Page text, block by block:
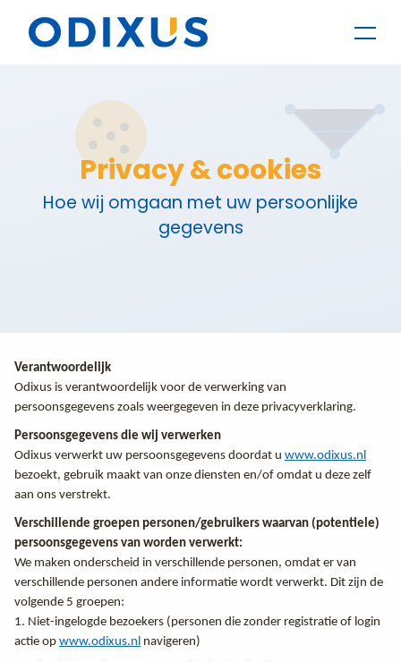
Privacy & cookies
Hoe wij omgaan met uw persoonlijke
gegevens
Verantwoordelijk
Odixus is verantwoordelijk voor de verwerking van
persoonsgegevens zoals weergegeven in deze privacyverklaring.
Persoonsgegevens die wij verwerken
Odixus verwerkt uw persoonsgegevens doordat u www.odixus.nl
bezoekt, gebruik maakt van onze diensten en/of omdat u deze zelf
aan ons verstrekt.
Verschillende groepen personen/gebruikers waarvan (potentiele)
persoonsgegevens van worden verwerkt:
We maken onderscheid in verschillende personen, omdat er van
verschillende personen andere informatie wordt verwerkt. Dit zijn de
volgende 5 groepen:
1. Niet-ingelogde bezoekers (personen die zonder registratie of login
actie op www.odixus.nl navigeren)